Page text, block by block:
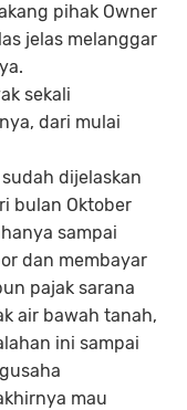
pihak Owner
jelas melanggar
sekali
dari mulai
dijelaskan
bulan Oktober
sampai
dan membayar
pajak sarana
air bawah tanah,
ini sampai
mau